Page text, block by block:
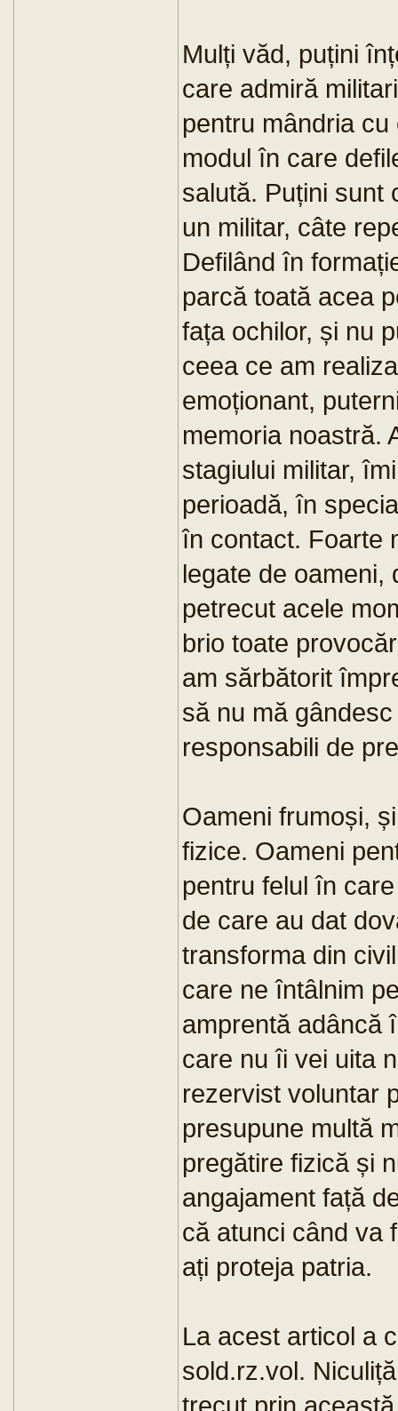
Mulți văd, puțini
care admiră
pentru mândria
modul în care
salută. Puțini sunt
un militar, câte
Defilând în
parcă toată acea
fața ochilor, și nu
ceea ce am
emoționant,
memoria noastră.
stagiului militar,
perioadă, în
în contact. Foarte
legate de oameni,
petrecut acele
brio toate
am sărbătorit
să nu mă
responsabili de
Oameni frumoși,
fizice. Oameni
pentru felul în
de care au dat
transforma din
care ne întâlnim
amprentă adâncă
care nu îi vei uita
rezervist voluntar
presupune multă
pregătire fizică și
angajament față
că atunci când va
ați proteja patria.
La acest articol a
sold.rz.vol.